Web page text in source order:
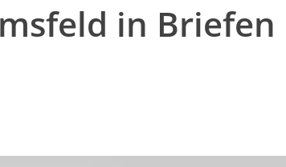
in